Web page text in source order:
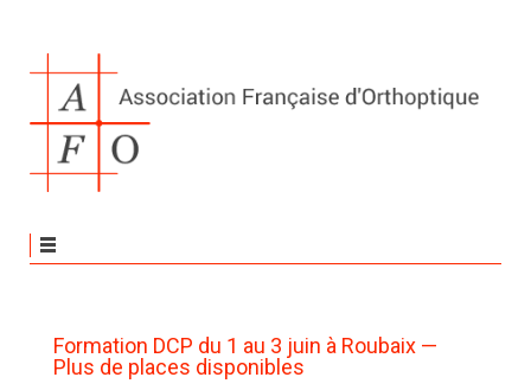
Formation DCP du 1 au 3 juin à Roubaix —
Plus de places disponibles